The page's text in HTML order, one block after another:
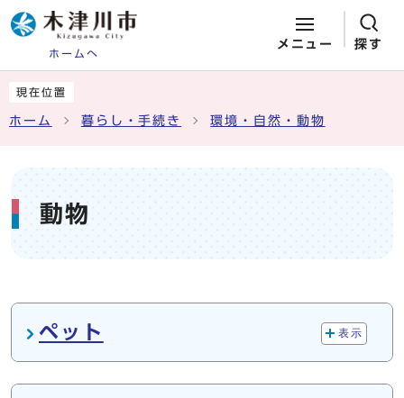
ホームへ
メニュー 探す
現在位置
ホーム 暮らし・手続き 環境・自然・動物
動物
メインメニュー
ペット 表示